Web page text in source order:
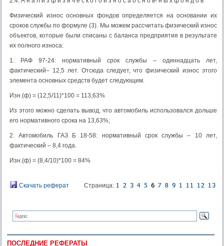
Физический износ основных фондов определяется на основании их
сроков службы по формуле (3). Мы можем рассчитать физический износ
объектов, которые были списаны с баланса предприятия в результате
их полного износа:
1. РАФ 97-24: нормативный срок службы – одиннадцать лет,
фактический– 12,5 лет. Отсюда следует, что физический износ этого
элемента основных средств будет следующим.
Изн.(ф) = (12,5/11)*100 = 113,63%
Из этого можно сделать вывод, что автомобиль использовался дольше
его нормативного срока на 13,63%;
2. Автомобиль ГАЗ Б 18-58: нормативный срок службы – 10 лет,
фактический – 8,4 года.
Изн.(ф) = (8,4/10)*100 = 84%
Скачать реферат Страница:
ПОСЛЕДНИЕ РЕФЕРАТЫ